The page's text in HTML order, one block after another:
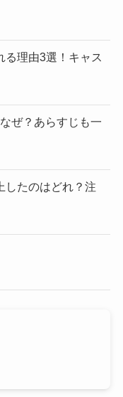
る理由3選！キャス
ぜ？あらすじも一
したのはどれ？注